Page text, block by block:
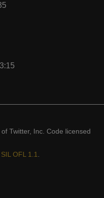
Twitter, Inc. Code licensed
SIL OFL 1.1